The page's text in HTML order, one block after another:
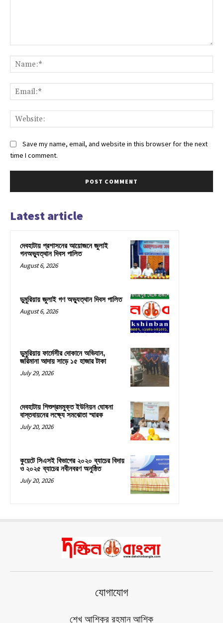
Save my name, email, and website in this browser for the next
time I comment.
Latest article
দেবহাটায় প্রশাসনের আয়োজনে জুলাই
গনঅভ্যুত্থান দিবস পালিত
August 6, 2026
ডুমুরিয়ায় জুলাই গণ অভ্যুত্থান দিবস পালিত
August 6, 2026
ডুমুরিয়ায় ফার্মেসীর দোকানে অভিযান,
জরিমানা আদায় সাড়ে ১৫ হাজার টাকা
July 29, 2026
দেবহাটায় শিশুশ্রমমুক্ত ইউনিয়ন ঘোষনা
বাস্তবায়নের লক্ষ্যে সমঝোতা স্মারক
July 20, 2026
কুয়েটে সিএসই বিভাগের ২০২০ ব্যাচের বিদায়
ও ২০২৫ ব্যাচের নবীনবরণ অনুষ্ঠিত
July 20, 2026
যোগাযোগ
শেখ আশিকুর রহমান আশিক